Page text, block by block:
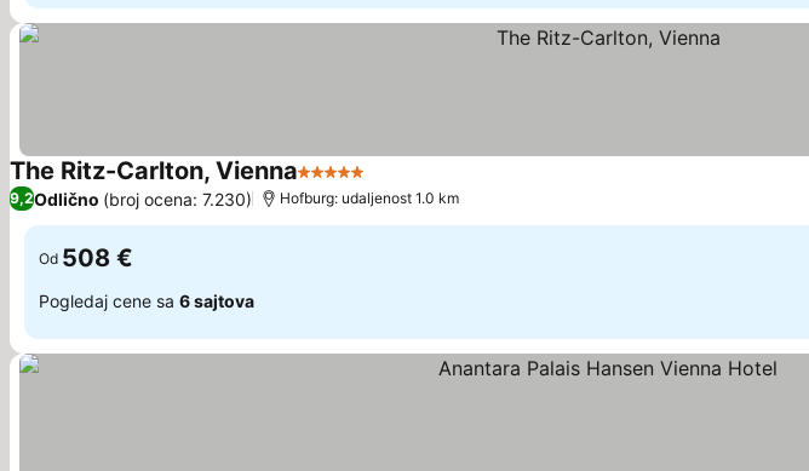
The Ritz-Carlton, Vienna5 Zvezdice
9,2Odlično (broj ocena: 7.230) Hofburg: udaljenost 1.0 km
Od 508 €
Pogledaj cene sa 6 sajtova